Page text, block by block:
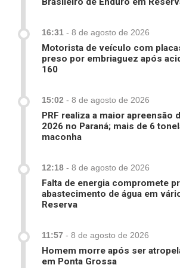
16:31 - 8 de agosto de 2026
Motorista de veículo com
preso por embriaguez após
160
15:02 - 8 de agosto de 2026
PRF realiza a maior apreensão
2026 no Paraná; mais de 6
maconha
12:18 - 8 de agosto de 2026
Falta de energia compromete
abastecimento de água em
Reserva
11:57 - 8 de agosto de 2026
Homem morre após ser
em Ponta Grossa